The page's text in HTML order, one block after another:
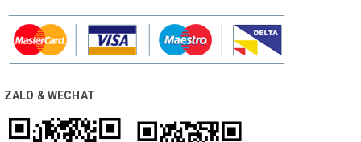
ZALO & WECHAT